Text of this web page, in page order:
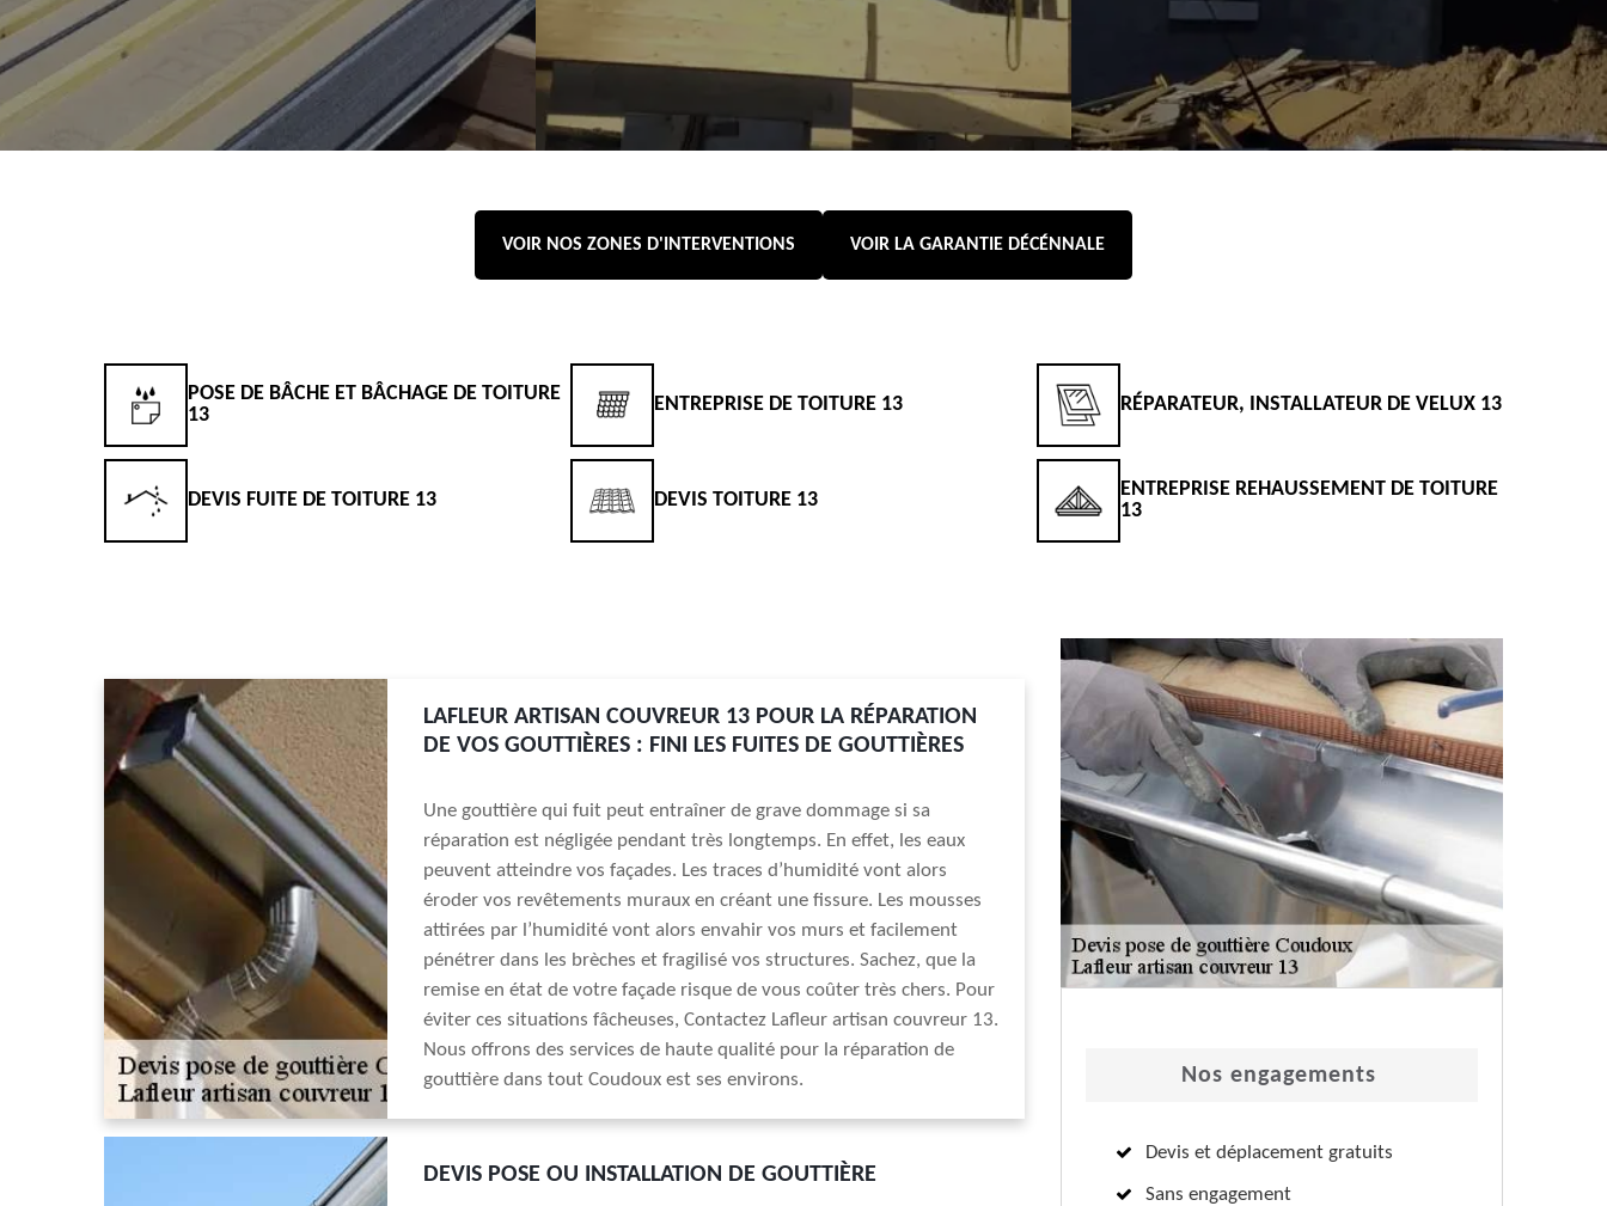
VOIR NOS ZONES D'INTERVENTIONS VOIR LA GARANTIE DÉCÉNNALE
POSE DE BÂCHE ET BÂCHAGE DE TOITURE
13
DEVIS FUITE DE TOITURE 13
ENTREPRISE DE TOITURE 13
DEVIS TOITURE 13
RÉPARATEUR, INSTALLATEUR DE VELUX 13
ENTREPRISE REHAUSSEMENT DE TOITURE
13
LAFLEUR ARTISAN COUVREUR 13 POUR LA RÉPARATION
DE VOS GOUTTIÈRES : FINI LES FUITES DE GOUTTIÈRES
Une gouttière qui fuit peut entraîner de grave dommage si sa
réparation est négligée pendant très longtemps. En effet, les eaux
peuvent atteindre vos façades. Les traces d’humidité vont alors
éroder vos revêtements muraux en créant une fissure. Les mousses
attirées par l’humidité vont alors envahir vos murs et facilement
pénétrer dans les brèches et fragilisé vos structures. Sachez, que la
remise en état de votre façade risque de vous coûter très chers. Pour
éviter ces situations fâcheuses, Contactez Lafleur artisan couvreur 13.
Nous offrons des services de haute qualité pour la réparation de
gouttière dans tout Coudoux est ses environs.
DEVIS POSE OU INSTALLATION DE GOUTTIÈRE
Nos engagements
Devis et déplacement gratuits
Sans engagement